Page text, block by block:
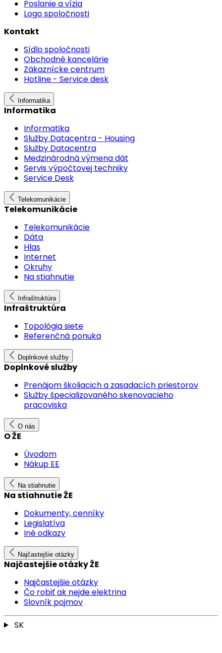
Poslanie a vízia
Logo spoločnosti
Kontakt
Sídlo spoločnosti
Obchodné kancelárie
Zákaznícke centrum
Hotline - Service desk
Informatika
Informatika
Informatika
Služby Datacentra - Housing
Služby Datacentra
Medzinárodná výmena dát
Servis výpočtovej techniky
Service Desk
Telekomunikácie
Telekomunikácie
Telekomunikácie
Dáta
Hlas
Internet
Okruhy
Na stiahnutie
Infraštruktúra
Infraštruktúra
Topológia siete
Referenčná ponuka
Doplnkové služby
Doplnkové služby
Prenájom školiacich a zasadacích priestorov
Služby špecializovaného skenovacieho
pracoviska
O nás
O ŽE
Úvodom
Nákup EE
Na stiahnutie
Na stiahnutie ŽE
Dokumenty, cenníky
Legislatíva
Iné odkazy
Najčastejšie otázky
Najčastejšie otázky ŽE
Najčastejšie otázky
Čo robiť ak nejde elektrina
Slovník pojmov
SK